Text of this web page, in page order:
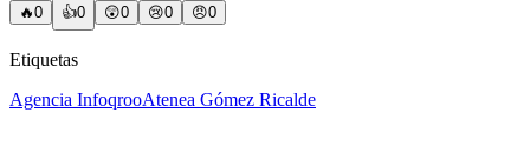
🔥0 👍0 😲0 😢0 😠0
Etiquetas
Agencia InfoqrooAtenea Gómez Ricalde